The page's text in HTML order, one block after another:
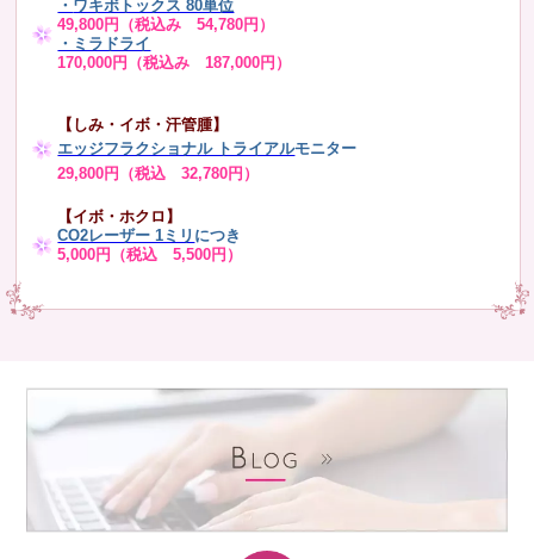
・ ワキボトックス 80単位
49,800円（税込み 54,780円）
・ミラドライ
170,000円（税込み 187,000円）
【しみ・イボ・汗管腫】
エッジフラクショナル トライアルモニター
29,800円（税込 32,780円）
【イボ・ホクロ】
CO2レーザー 1ミリ につき
5,000円（税込 5,500円）